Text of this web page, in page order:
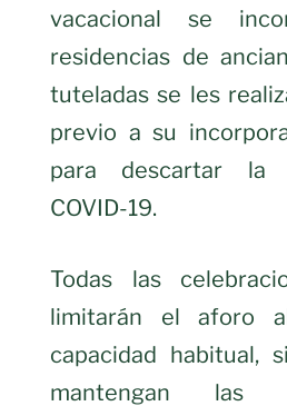
vacacional se
residencias de
tuteladas se les
previo a su
para descartar la
COVID-19.
Todas las
limitarán el aforo
capacidad habitual,
mantengan las